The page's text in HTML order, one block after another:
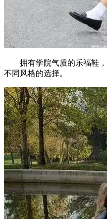
拥有学院气质的乐福鞋，
不同风格的选择。